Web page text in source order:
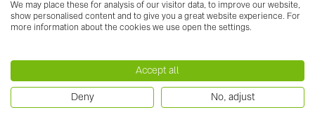
Invertori (105)
Invertoru aksesuāri (84)
Sazinies ar mums
+371 67 373 718
We may place these for analysis of our visitor data, to improve our website,
show personalised content and to give you a great website experience. For
more information about the cookies we use open the settings.
Accept all
Deny No, adjust